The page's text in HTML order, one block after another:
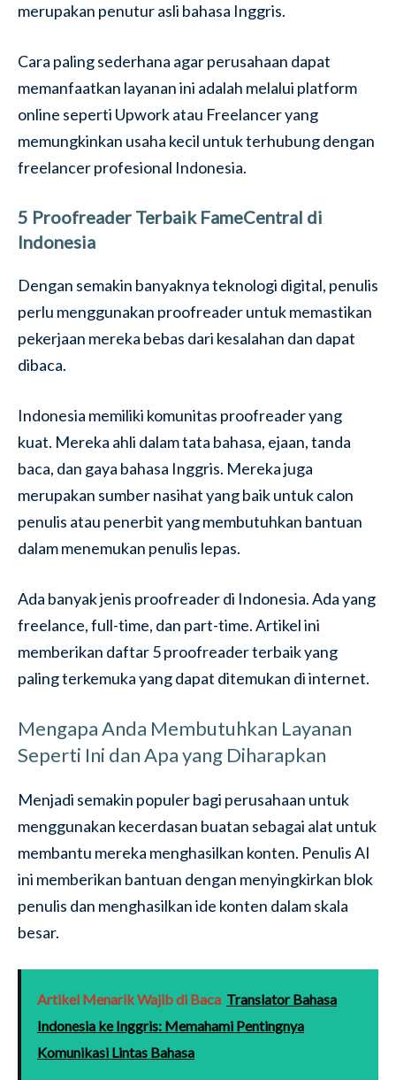
merupakan penutur asli bahasa Inggris.
Cara paling sederhana agar perusahaan dapat
memanfaatkan layanan ini adalah melalui platform
online seperti Upwork atau Freelancer yang
memungkinkan usaha kecil untuk terhubung dengan
freelancer profesional Indonesia.
5 Proofreader Terbaik FameCentral di
Indonesia
Dengan semakin banyaknya teknologi digital, penulis
perlu menggunakan proofreader untuk memastikan
pekerjaan mereka bebas dari kesalahan dan dapat
dibaca.
Indonesia memiliki komunitas proofreader yang
kuat. Mereka ahli dalam tata bahasa, ejaan, tanda
baca, dan gaya bahasa Inggris. Mereka juga
merupakan sumber nasihat yang baik untuk calon
penulis atau penerbit yang membutuhkan bantuan
dalam menemukan penulis lepas.
Ada banyak jenis proofreader di Indonesia. Ada yang
freelance, full-time, dan part-time. Artikel ini
memberikan daftar 5 proofreader terbaik yang
paling terkemuka yang dapat ditemukan di internet.
Mengapa Anda Membutuhkan Layanan
Seperti Ini dan Apa yang Diharapkan
Menjadi semakin populer bagi perusahaan untuk
menggunakan kecerdasan buatan sebagai alat untuk
membantu mereka menghasilkan konten. Penulis AI
ini memberikan bantuan dengan menyingkirkan blok
penulis dan menghasilkan ide konten dalam skala
besar.
Artikel Menarik Wajib di Baca Translator Bahasa
Indonesia ke Inggris: Memahami Pentingnya
Komunikasi Lintas Bahasa